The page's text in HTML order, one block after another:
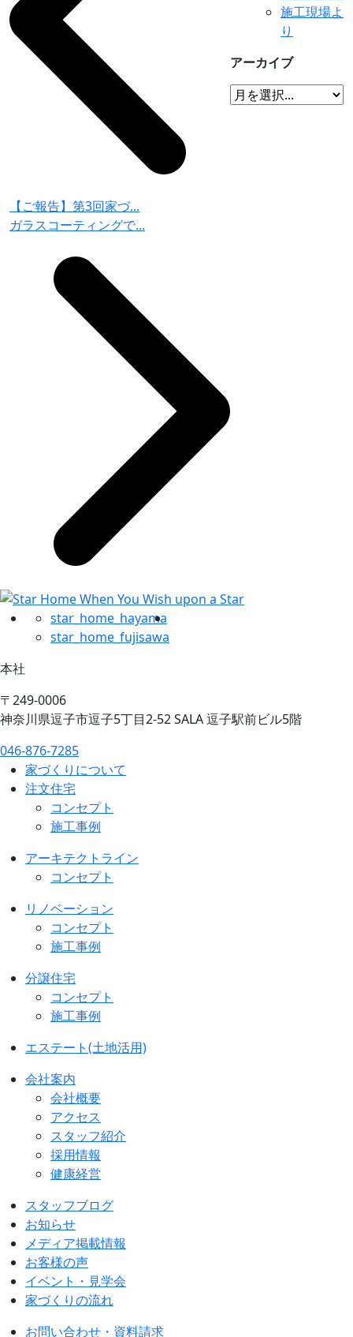
【ご報告】第3回家づ...
ガラスコーティングで...
施工現場よ
り
アーカイブ
star_home_hayama
star_home_fujisawa
本社
〒249-0006
神奈川県逗子市逗子5丁目2-52 SALA 逗子駅前ビル5階
046-876-7285
家づくりについて
注文住宅
コンセプト
施工事例
アーキテクトライン
コンセプト
リノベーション
コンセプト
施工事例
分譲住宅
コンセプト
施工事例
エステート(土地活用)
会社案内
会社概要
アクセス
スタッフ紹介
採用情報
健康経営
スタッフブログ
お知らせ
メディア掲載情報
お客様の声
イベント・見学会
家づくりの流れ
お問い合わせ・資料請求